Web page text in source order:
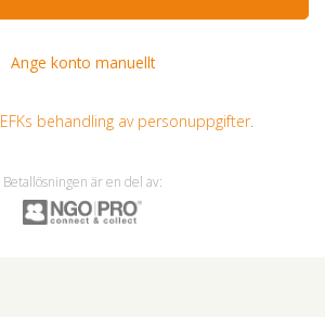
Ange konto manuellt
EFKs behandling av personuppgifter.
Betallösningen är en del av: